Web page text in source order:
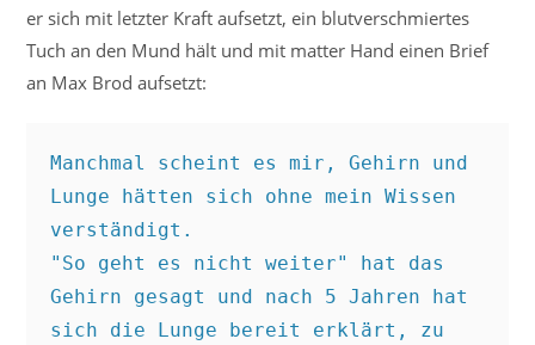
er sich mit letzter Kraft aufsetzt, ein blutverschmiertes
Tuch an den Mund hält und mit matter Hand einen Brief
an Max Brod aufsetzt:
Manchmal scheint es mir, Gehirn und
Lunge hätten sich ohne mein Wissen
verständigt.
"So geht es nicht weiter" hat das
Gehirn gesagt und nach 5 Jahren hat
sich die Lunge bereit erklärt, zu